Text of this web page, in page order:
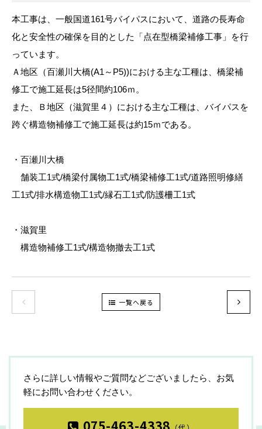
本工事は、一般国道161号バイパスにおいて、道路の長寿命
化と安全性の確保を目的とした「点在型橋梁補修工事」を行
っています。
Ａ地区（百瀬川大橋(A1～P5))における主な工種は、橋梁補
修工で施工延長は5径間約106ｍ。
また、Ｂ地区（滋賀里４）における主な工種は、バイパスを
跨ぐ構造物補修工で施工延長は約15ｍである。
・百瀬川大橋
舗装工1式/橋梁付属物工1式/橋梁補修工1式/道路照明修繕
工1式/排水構造物工1式/縁石工1式/防護柵工1式
・滋賀里
構造物補修工1式/構造物撤去工1式
一覧へ戻る
さらに詳しい情報やご質問などございましたら、お気
軽にお問い合わせください。